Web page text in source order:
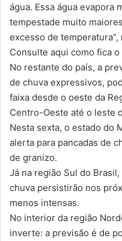
água. Essa água evapora
tempestade muito
excesso de
Consulte aqui como fica
No restante do país, a
de chuva expressivos,
faixa desde o oeste da
Centro-Oeste até o leste
Nesta sexta, o estado do
alerta para pancadas de
de granizo.
Já na região Sul do
chuva persistirão nos
menos intensas.
No interior da região
inverte: a previsão é de